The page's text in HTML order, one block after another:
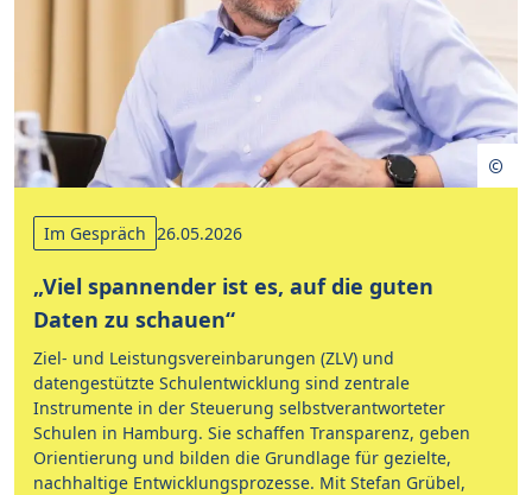
Im Gespräch 26.05.2026
„Viel spannender ist es, auf die guten
Daten zu schauen“
Ziel- und Leistungsvereinbarungen (ZLV) und
datengestützte Schulentwicklung sind zentrale
Instrumente in der Steuerung selbstverantworteter
Schulen in Hamburg. Sie schaffen Transparenz, geben
Orientierung und bilden die Grundlage für gezielte,
nachhaltige Entwicklungsprozesse. Mit Stefan Grübel,